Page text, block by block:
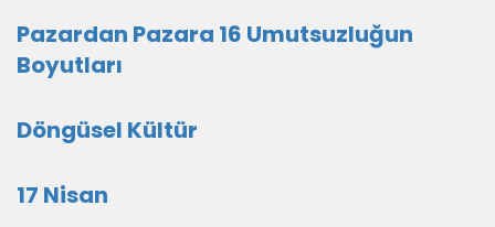
Pazardan Pazara 16 Umutsuzluğun
Boyutları
Döngüsel Kültür
17 Nisan